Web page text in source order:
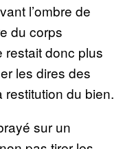
l’ombre de
du corps
restait donc plus
les dires des
du bien.
sur un